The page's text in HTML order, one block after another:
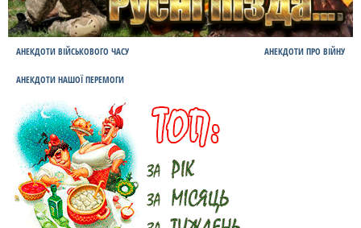
АНЕКДОТИ ВІЙСЬКОВОГО ЧАСУ АНЕКДОТИ ПРО ВІЙНУ
АНЕКДОТИ НАШОЇ ПЕРЕМОГИ